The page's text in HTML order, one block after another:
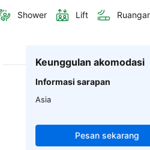
Shower Lift
Keunggulan akomodasi
Informasi sarapan
Asia
Pesan sekarang